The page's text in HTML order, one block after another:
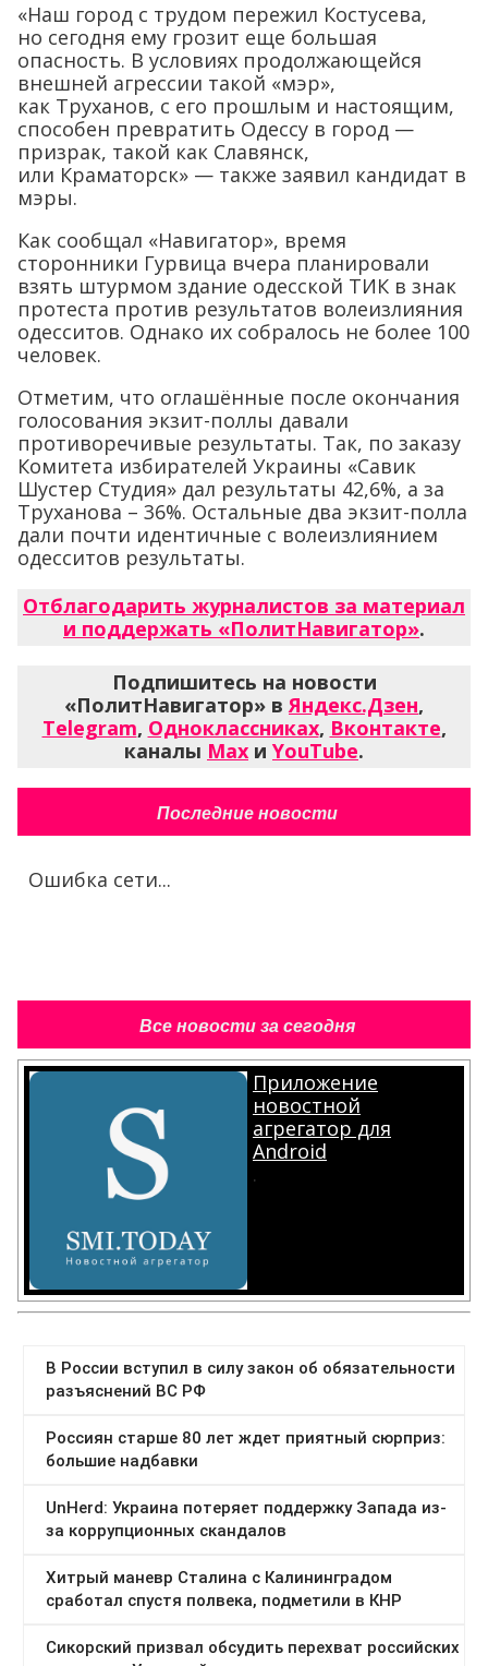
«Наш город с трудом пережил Костусева,
но сегодня ему грозит еще большая
опасность. В условиях продолжающейся
внешней агрессии такой «мэр»,
как Труханов, с его прошлым и настоящим,
способен превратить Одессу в город —
призрак, такой как Славянск,
или Краматорск» — также заявил кандидат в
мэры.
Как сообщал «Навигатор», время
сторонники Гурвица вчера планировали
взять штурмом здание одесской ТИК в знак
протеста против результатов волеизлияния
одесситов. Однако их собралось не более 100
человек.
Отметим, что оглашённые после окончания
голосования экзит-поллы давали
противоречивые результаты. Так, по заказу
Комитета избирателей Украины «Савик
Шустер Студия» дал результаты 42,6%, а за
Труханова – 36%. Остальные два экзит-полла
дали почти идентичные с волеизлиянием
одесситов результаты.
Отблагодарить журналистов за материал
и поддержать «ПолитНавигатор».
Подпишитесь на новости
«ПолитНавигатор» вЯндекс.Дзен,
Telegram, Одноклассниках, Вконтакте,
каналы Max и YouTube.
Последние новости
Ошибка сети...
Все новости за сегодня
Приложение
новостной
агрегатор для
Android
.